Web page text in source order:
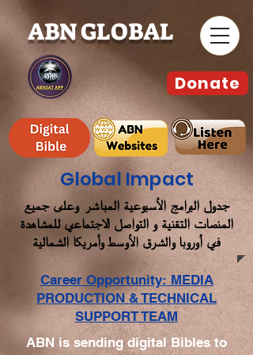
ABN GLOBAL
Global Impact
جدول البرامج الأسبوعية المباشر وعلى جميع
المنصات التقنية و التواصل الاجتماعي للمشاهدة
في أوروبا والشرق الأوسط وأمريكا الشمالية
ABN is sending digital Bibles to
Donate
Career Opportunity: MEDIA
PRODUCTION & TECHNICAL
SUPPORT TEAM